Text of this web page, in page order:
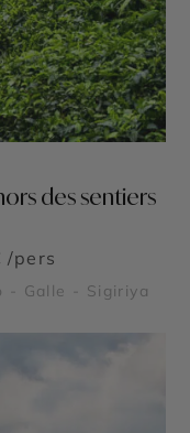
des sentiers
/pers
- Galle - Sigiriya